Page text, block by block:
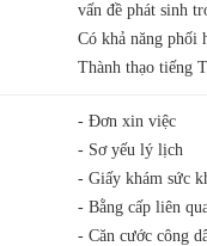
vấn đề phát sinh
Có khả năng phối
Thành thạo tiếng
- Đơn xin việc
- Sơ yếu lý lịch
- Giấy khám sức
- Bằng cấp liên
- Căn cước công